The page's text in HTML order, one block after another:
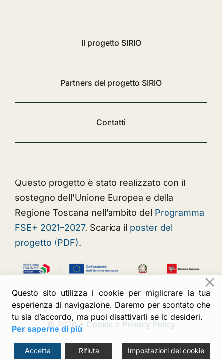
Il progetto SIRIO
Partners del progetto SIRIO
Contatti
Questo progetto è stato realizzato con il
sostegno dell’Unione Europea e della
Regione Toscana nell’ambito del Programma
FSE+ 2021–2027. Scarica il poster del
progetto (PDF).
© 2026 • Cookie e Privacy Policy
Questo sito utilizza i cookie per migliorare la tua
esperienza di navigazione. Daremo per scontato che
tu sia d’accordo, ma puoi disattivarli se lo desideri.
Per saperne di più
Accetta Rifiuta Impostazioni dei cookie